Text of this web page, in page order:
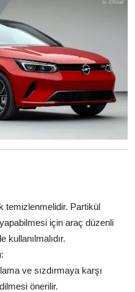
temizlenmelidir. Partikül
için araç düzenli
:
ve sızdırmaya karşı
önerilir.